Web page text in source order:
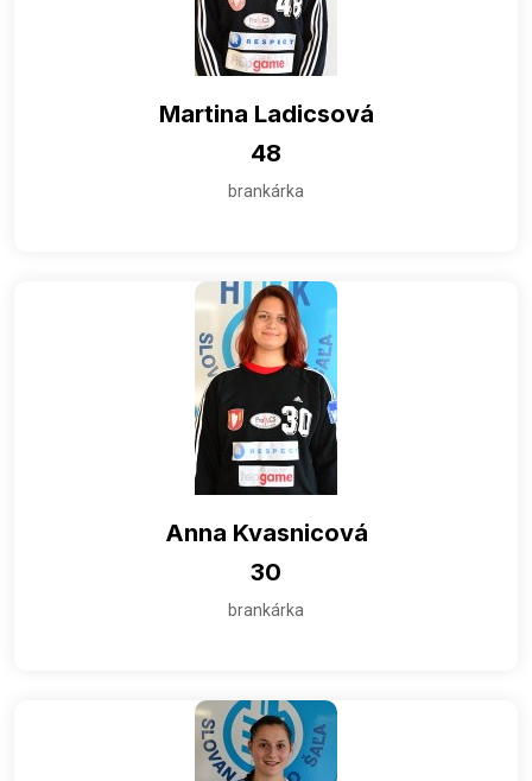
Martina Ladicsová
48
brankárka
Anna Kvasnicová
30
brankárka